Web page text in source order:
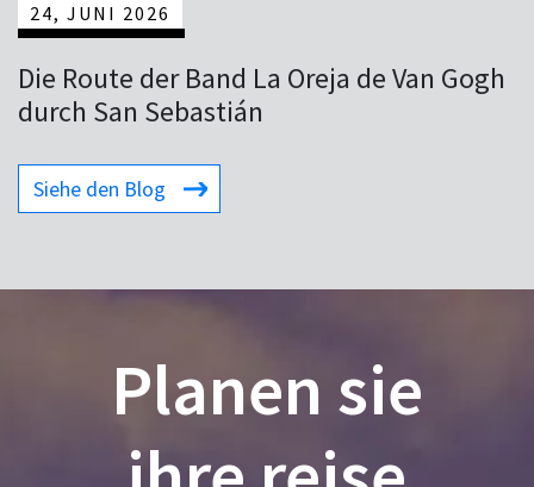
24, JUNI 2026
Die Route der Band La Oreja de Van Gogh
durch San Sebastián
Siehe den Blog
Planen sie